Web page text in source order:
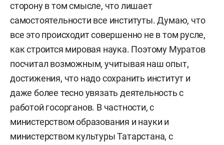
сторону в том смысле, что лишает
самостоятельности все институты. Думаю, что
все это происходит совершенно не в том русле,
как строится мировая наука. Поэтому Муратов
посчитал возможным, учитывая наш опыт,
достижения, что надо сохранить институт и
даже более тесно увязать деятельность с
работой госорганов. В частности, с
министерством образования и науки и
министерством культуры Татарстана, с